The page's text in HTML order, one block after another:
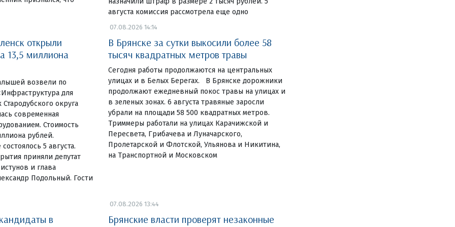
августа комиссия рассмотрела еще одно
открыли
13,5 миллиона
возвели по
для
округа
современная
Стоимость
рублей.
5 августа.
приняли депутат
и глава
Подольный. Гости
07.08.2026 14:14
В Брянске за сутки выкосили более 58
тысяч квадратных метров травы
Сегодня работы продолжаются на центральных
улицах и в Белых Берегах. В Брянске дорожники
продолжают ежедневный покос травы на улицах и
в зеленых зонах. 6 августа травяные заросли
убрали на площади 58 500 квадратных метров.
Триммеры работали на улицах Карачижской и
Пересвета, Грибачева и Луначарского,
Пролетарской и Флотской, Ульянова и Никитина,
на Транспортной и Московском
в
07.08.2026 13:44
Брянские власти проверят незаконные